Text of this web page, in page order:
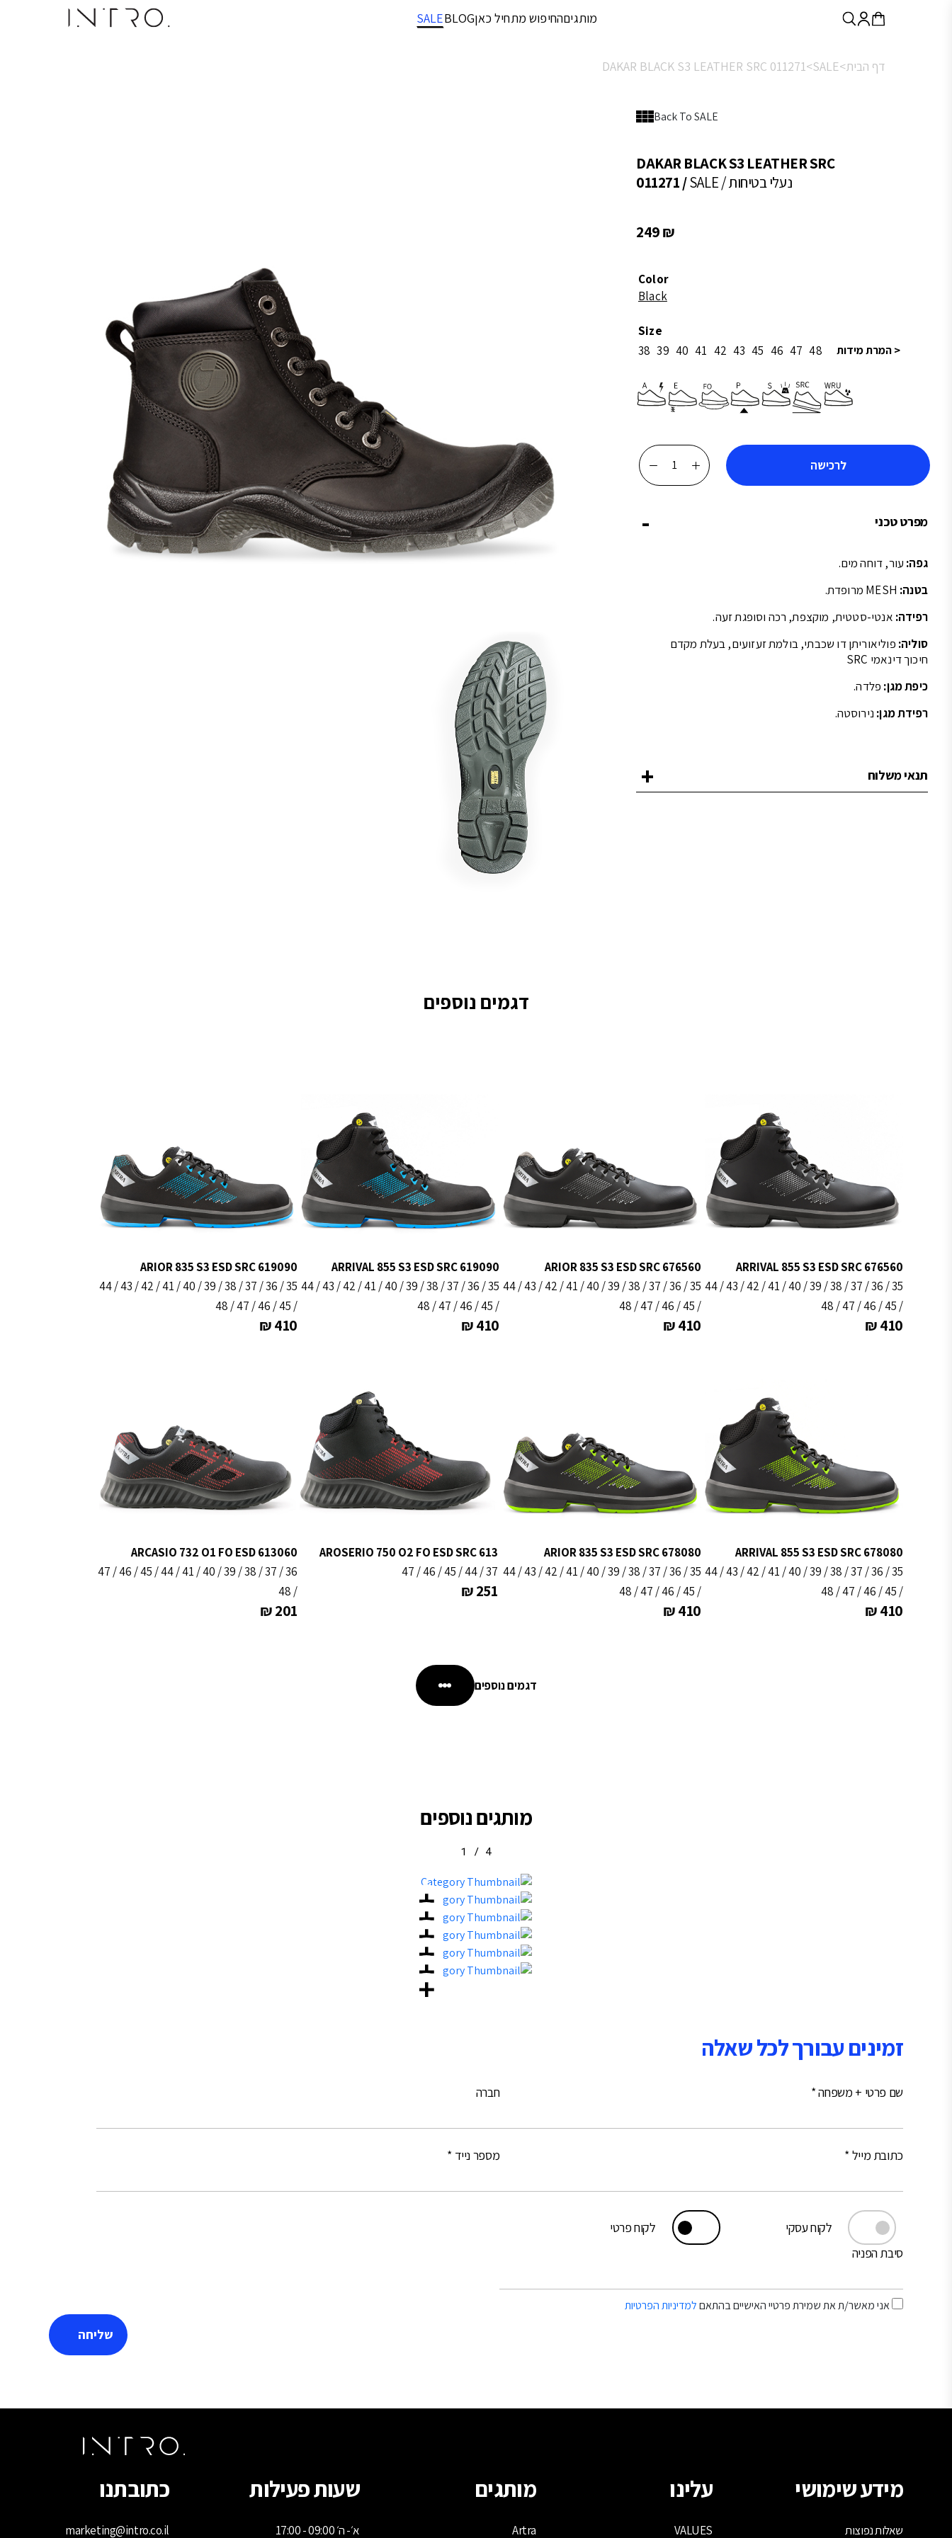
מותגיםהחיפוש מתחיל כאןBLOG
SALE
דף הבית>SALE>
DAKAR BLACK S3 LEATHER SRC 011271
Back To SALE
DAKAR BLACK S3 LEATHER SRC
011271 /SALE / נעלי בטיחות
249₪
Color
Black
Size
38 39 40 41 42 43 45 46 47 48 < המרת מידות
של
BLACK
לרכישה
מפרט טכני
גפה: עור, דוחה מים.
בטנה:
רפידה: אנטי-סטטית, מוקצפת, רכה וסופגת זעה.
סוליה: פוליאוריתן דו שכבתי, בולמת זעזועים, בעלת מקדם
חיכוך דינאמי SRC
כיפת מגן: פלדה.
רפידת מגן: נירוסטה.
תנאי משלוח
דגמים נוספים
ARRIVAL 855 S3 ESD SRC 676560
35 / 36 / 37 / 38 / 39 / 40 / 41 / 42 / 43 / 44
/ 45 / 46 / 47 / 48
410
₪
ARIOR 835 S3 ESD SRC 676560
35 / 36 / 37 / 38 / 39 / 40 / 41 / 42 / 43 / 44
/ 45 / 46 / 47 / 48
410
₪
ARRIVAL 855 S3 ESD SRC 619090
35 / 36 / 37 / 38 / 39 / 40 / 41 / 42 / 43 / 44
/ 45 / 46 / 47 / 48
410
₪
ARIOR 835 S3 ESD SRC 619090
35 / 36 / 37 / 38 / 39 / 40 / 41 / 42 / 43 / 44
/ 45 / 46 / 47 / 48
410
₪
ARRIVAL 855 S3 ESD SRC 678080
35 / 36 / 37 / 38 / 39 / 40 / 41 / 42 / 43 / 44
/ 45 / 46 / 47 / 48
410
₪
ARIOR 835 S3 ESD SRC 678080
35 / 36 / 37 / 38 / 39 / 40 / 41 / 42 / 43 / 44
/ 45 / 46 / 47 / 48
410
₪
AROSERIO 750 O2 FO ESD SRC 613
37 / 44 / 45 / 46 / 47
251
₪
ARCASIO 732 O1 FO ESD 613060
36 / 37 / 38 / 39 / 40 / 41 / 44 / 45 / 46 / 47
/ 48
201
₪
דגמים נוספים
מותגים נוספים
4
/
1
זמינים עבורך לכל שאלה
שם פרטי + משפחה * חברה
כתובת מייל * מספר נייד *
לקוח עסקי
לקוח פרטי
סיבת הפניה
אני מאשר/ת את שמירת פרטיי האישיים בהתאםלמדיניות הפרטיות
מידע שימושי
שאלות נפוצות
עלינו
VALUES
מותגים
Artra
שעות פעילות
א׳- ה׳ 09:00 - 17:00
כתובתנו
marketing@intro.co.il